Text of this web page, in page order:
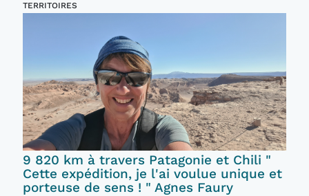
TERRITOIRES
9 820 km à travers Patagonie et Chili "
Cette expédition, je l'ai voulue unique et
porteuse de sens ! " Agnes Faury